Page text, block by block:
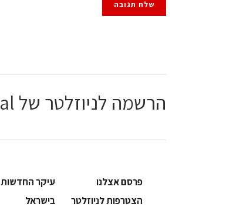
הרשמה לניוזלטר של ChiPortal
פרסם אצלנו
עיקר החדשות
הצטרפות לניוזלטר
בישראל